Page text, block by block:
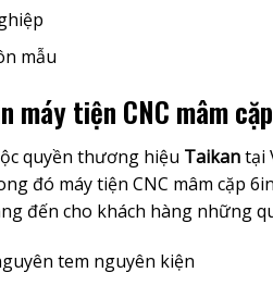
mẫu
máy tiện CNC mâm
quyền thương hiệu Taikantại
đó máy tiện CNC mâm cặp
đến cho khách hàng những
tem nguyên kiện